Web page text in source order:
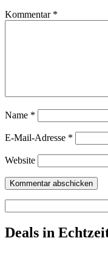
Kommentar *
Name *
E-Mail-Adresse *
Website
Deals in